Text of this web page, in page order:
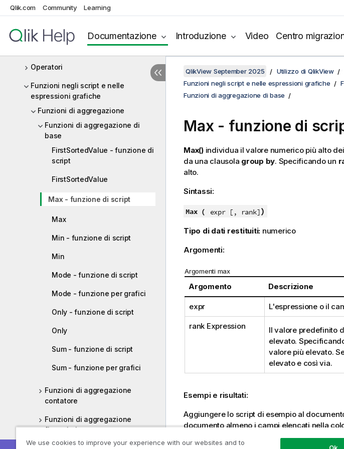
Qlik.com Community Learning
Documentazione Introduzione Video Centro
script
Espressioni nello script
Espressioni grafiche
Operatori
Funzioni negli script e nelle
espressioni grafiche
Funzioni di aggregazione
Funzioni di aggregazione di
base
FirstSortedValue - funzione di
script
FirstSortedValue
Max - funzione di script
Max
Min - funzione di script
Min
Mode - funzione di script
Mode - funzione per grafici
Only - funzione di script
Only
Sum - funzione di script
Sum - funzione per grafici
Funzioni di aggregazione
contatore
Funzioni di aggregazione
finanziaria
QlikView September 2025 Utilizzo di QlikView
Funzioni negli script e nelle espressioni grafiche
Funzioni di aggregazione di base
Max - funzione di
Max()individua il valore numerico più alto
da una clausola group by. Specificando un
alto.
Sintassi:
Max ( expr [, rank])
Tipo di dati restituiti: numerico
Argomenti:
Argomenti max
Argomento Descrizione
expr L'espressione o il
rank Expression Il valore predefinito
elevato.
valore più elevato.
elevato e così via.
Esempi e risultati:
Aggiungere lo script di esempio al
documento almeno i campi elencati nella
Esempio 1:
We use cookies to improve your experience with our websites and to